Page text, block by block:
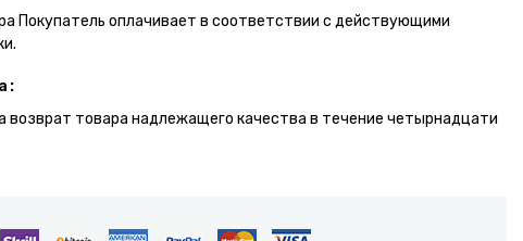
Покупатель оплачивает в соответствии с действующими
возврат товара надлежащего качества в течение четырнадцати